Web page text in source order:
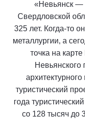
«Невьянск —
Свердловской
325 лет. Когда-то
металлургии, а
точка на
Невьянского
туристический
года
со 128 тысяч до